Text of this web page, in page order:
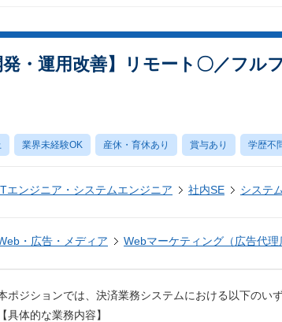
発・運用改善】リモート〇／フル
業界未経験OK 産休・育休あり 賞与あり 学歴不
エンジニア・システムエンジニア 社内SE システ
・広告・メディア Webマーケティング（広告代理
ポジションでは、決済業務システムにおける以下のい
【具体的な業務内容】